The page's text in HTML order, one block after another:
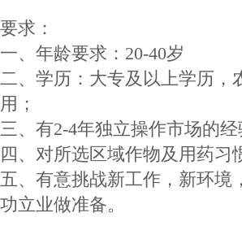
要求：
一、年龄要求：20-40岁
二、学历：大专及以上学历，
用；
三、有2-4年独立操作市场的
四、对所选区域作物及用药习
五、有意挑战新工作，新环境
功立业做准备。